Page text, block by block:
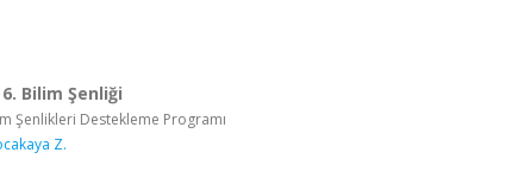
Bilim Şenliği
Şenlikleri Destekleme Programı
Z.